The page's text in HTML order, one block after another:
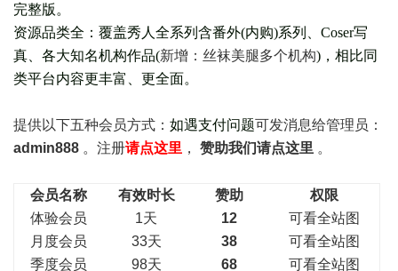
完整版。
资源品类全：覆盖秀人全系列含番外(内购)系列、Coser写
真、各大知名机构作品(新增：丝袜美腿多个机构)，相比同
类平台内容更丰富、更全面。
提供以下五种会员方式： 如遇支付问题可发消息给管理员：
admin888 。注册请点这里 ， 赞助我们请点这里 。
会员名称 有效时长 赞助
权限
体验会员
1天 12
可看全站图
月度会员
33天 38
可看全站图
季度会员
98天 68
可看全站图